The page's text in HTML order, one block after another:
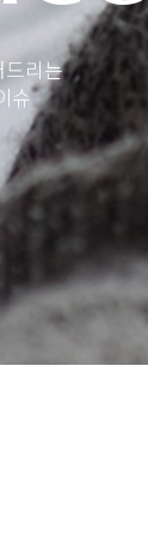
리는
슈